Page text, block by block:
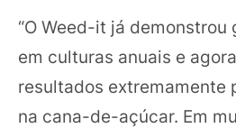
“O Weed-it já
em culturas anuais e
resultados extremamente
na cana-de-açúcar. Em